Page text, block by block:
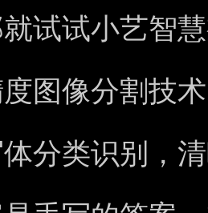
试试小艺智
图像分割技
分类识别，